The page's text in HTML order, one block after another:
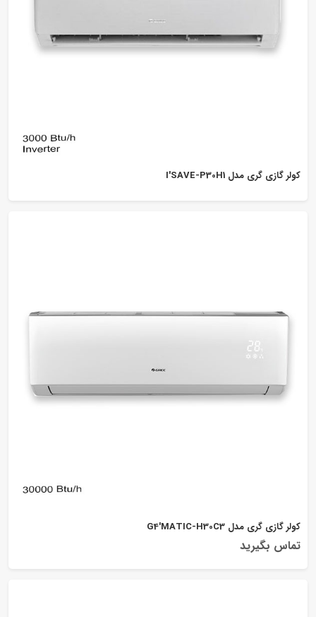
کولر گازی گری مدل I'SAVE-P30H1
کولر گازی گری مدل G4'MATIC-H30C3
تماس بگیرید